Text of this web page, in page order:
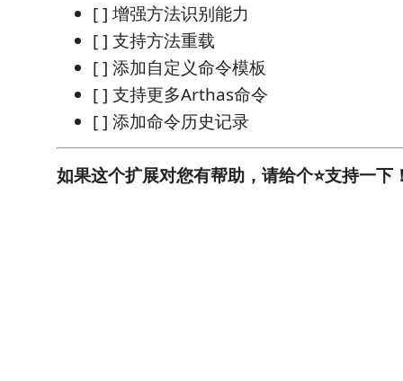
[ ] 增强方法识别能力
[ ] 支持方法重载
[ ] 添加自定义命令模板
[ ] 支持更多Arthas命令
[ ] 添加命令历史记录
如果这个扩展对您有帮助，请给个⭐️支持一下